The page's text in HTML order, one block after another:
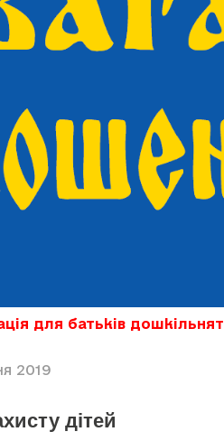
для батьків дошкільнят
2019
дітей